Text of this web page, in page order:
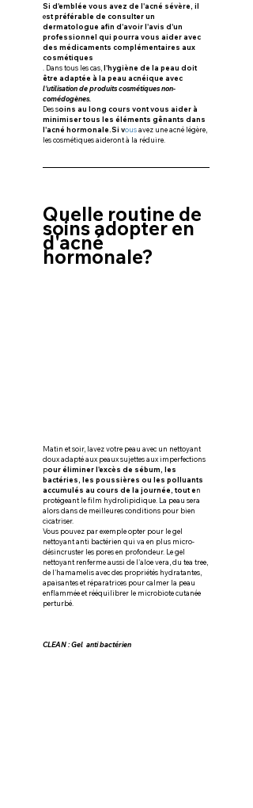
Si d'emblée vous avez de l'acné sévère, il
est préférable de consulter un
dermatologue afin d'avoir l'avis d'un
professionnel qui pourra vous aider avec
des médicaments complémentaires aux
cosmétiques
. Dans tous les cas, l'hygiène de la peau doit
être adaptée à la peau acnéique avec
l'utilisation de produits cosmétiques non-
comédogènes.
Des soins au long cours vont vous aider à
minimiser tous les éléments gênants dans
l'acné hormonale.Si vous avez une acné légère,
les cosmétiques aideront à la réduire.
Quelle routine de
soins adopter en
d'acné
hormonale?
Matin et soir, lavez votre peau avec un nettoyant
doux adapté aux peaux sujettes aux imperfections
pour éliminer l'excès de sébum, les
bactéries, les poussières ou les polluants
accumulés au cours de la journée, tout en
protégeant le film hydrolipidique. La peau sera
alors dans de meilleures conditions pour bien
cicatriser.
Vous pouvez par exemple opter pour le gel
nettoyant anti bactérien qui va en plus micro-
désincruster les pores en profondeur. Le gel
nettoyant renferme aussi de l'aloe vera, du tea tree,
de l'hamamelis avec des propriétés hydratantes,
apaisantes et réparatrices pour calmer la peau
enflammée et rééquilibrer le microbiote cutanée
perturbé.
CLEAN : Gel  anti bactérien